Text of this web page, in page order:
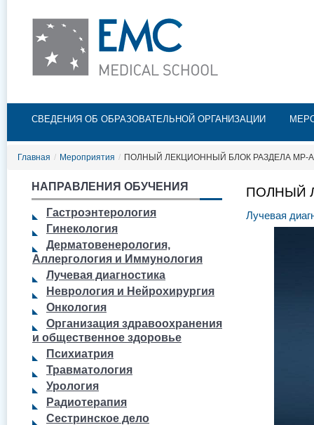
Главное меню
СВЕДЕНИЯ ОБ ОБРАЗОВАТЕЛЬНОЙ ОРГАНИЗАЦИИ
Главная / Мероприятия / ПОЛНЫЙ ЛЕКЦИОННЫЙ БЛОК РАЗДЕЛА МР-
НАПРАВЛЕНИЯ ОБУЧЕНИЯ
Гастроэнтерология
Гинекология
Дерматовенерология,
Аллергология и Иммунология
Лучевая диагностика
Неврология и Нейрохирургия
Онкология
Организация здравоохранения
и общественное здоровье
Психиатрия
Травматология
Урология
Радиотерапия
Сестринское дело
ПОЛНЫЙ
Лучевая